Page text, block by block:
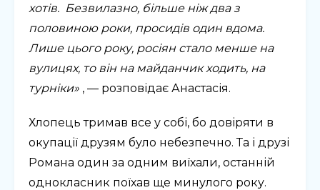
хотів. Безвилазно, більше ніж два з
половиною роки, просидів один вдома.
Лише цього року, росіян стало менше на
вулицях, то він на майданчик ходить, на
турніки» , — розповідає Анастасія.
Хлопець тримав все у собі, бо довіряти в
окупації друзям було небезпечно. Та і друзі
Романа один за одним виїхали, останній
однокласник поїхав ще минулого року.